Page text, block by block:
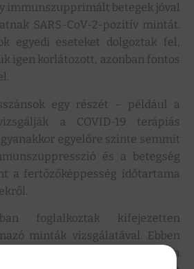
immunszupprimált betegek jóval
SARS-CoV-2-pozitív mintát.
egyedi eseteket dolgoztak fel,
igen korlátozott, azonban fontos
egy részét – például a
a COVID-19 terápiás
egyelőre szinte semmit
és a betegség
a fertőzőképpesség időtartama
foglalkoztak kifejezetten
minták vizsgálatával. Ebben
kísérletet végeztek a